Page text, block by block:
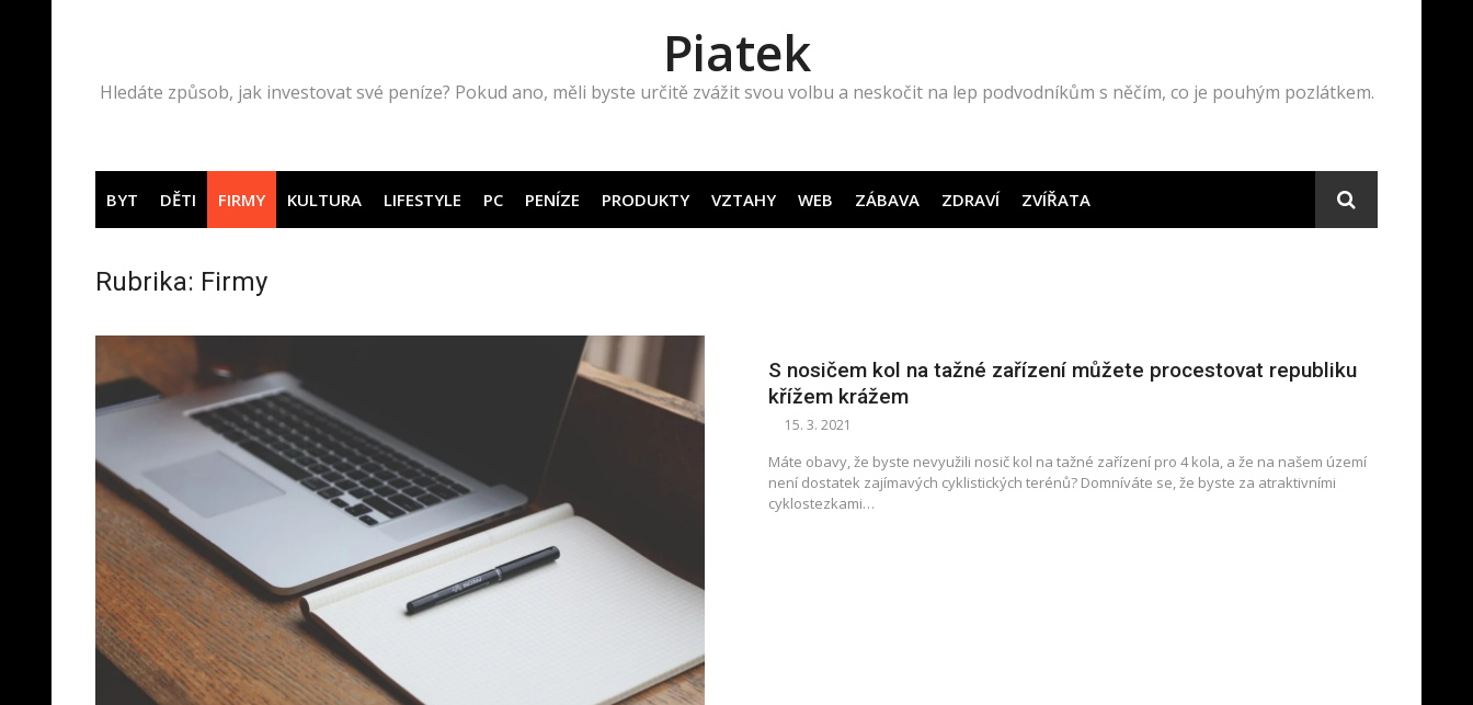
Piatek
Hledáte způsob, jak investovat své peníze? Pokud ano, měli byste určitě zvážit svou volbu a neskočit na lep podvodníkům s něčím, co je pouhým pozlátkem.
BYT DĚTI FIRMY KULTURA LIFESTYLE PC PENÍZE PRODUKTY VZTAHY WEB ZÁBAVA ZDRAVÍ ZVÍŘATA
Rubrika: Firmy
S nosičem kol na tažné zařízení můžete procestovat republiku
křížem krážem
15. 3. 2021
Máte obavy, že byste nevyužili nosič kol na tažné zařízení pro 4 kola, a že na našem území
není dostatek zajímavých cyklistických terénů? Domníváte se, že byste za atraktivními
cyklostezkami…